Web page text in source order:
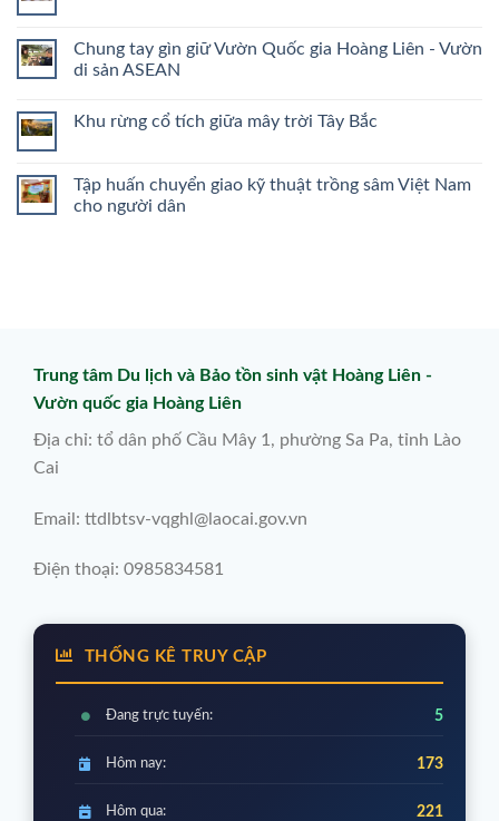
Chung tay gìn giữ Vườn Quốc gia Hoàng Liên - Vườn
di sản ASEAN
Khu rừng cổ tích giữa mây trời Tây Bắc
Tập huấn chuyển giao kỹ thuật trồng sâm Việt Nam
cho người dân
Trung tâm Du lịch và Bảo tồn sinh vật Hoàng Liên -
Vườn quốc gia Hoàng Liên
Địa chỉ: tổ dân phố Cầu Mây 1, phường Sa Pa, tỉnh Lào
Cai
Email: ttdlbtsv-vqghl@laocai.gov.vn
Điện thoại: 0985834581
THỐNG KÊ TRUY CẬP
Đang trực tuyến: 5
Hôm nay: 173
Hôm qua: 221